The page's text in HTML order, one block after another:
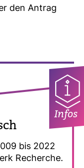
den Antrag
Infos
bis 2022
Recherche.